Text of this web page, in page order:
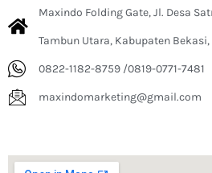
Maxindo Folding Gate, Jl. Desa
Tambun Utara, Kabupaten Bekasi,
0822-1182-8759 /0819-0771-7481
maxindomarketing@gmail.com